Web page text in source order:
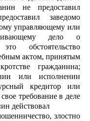
не предоставил
заведомо
управляющему или
дело о
обстоятельство
актом, принятым
гражданина;
или исполнении
кредитор или
требование в деле
действовал
злостно